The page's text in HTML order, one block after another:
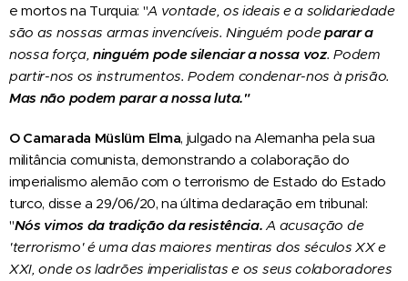
e mortos na Turquia: "A vontade, os ideais e a solidariedade
são as nossas armas invencíveis. Ninguém podeparar a
nossa força, ninguém pode silenciar a nossa voz. Podem
partir-nos os instrumentos. Podem condenar-nos à prisão.
Mas não podem parar a nossa luta."
O Camarada Müslüm Elma, julgado na Alemanha pela sua
militância comunista, demonstrando a colaboração do
imperialismo alemão com o terrorismo de Estado do Estado
turco, disse a 29/06/20, na última declaração em tribunal:
"Nós vimos da tradição da resistência. A acusação de
'terrorismo' é uma das maiores mentiras dos séculos XX e
XXI, onde os ladrões imperialistas e os seus colaboradores